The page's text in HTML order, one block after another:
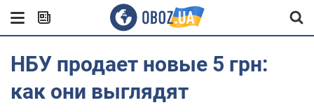
НБУ продает новые 5 грн:
как они выглядят